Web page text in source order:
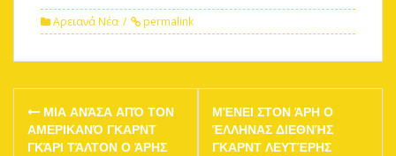
Αρειανά Νέα permalink
Post
navigation
ΜΙΑ ΑΝΆΣΑ ΑΠΌ ΤΟΝ
ΑΜΕΡΙΚΑΝΌ ΓΚΑΡΝΤ
ΓΚΆΡΙ ΤΆΛΤΟΝ Ο ΆΡΗΣ
ΜΈΝΕΙ ΣΤΟΝ ΆΡΗ Ο
ΈΛΛΗΝΑΣ ΔΙΕΘΝΉΣ
ΓΚΑΡΝΤ ΛΕΥΤΈΡΗΣ